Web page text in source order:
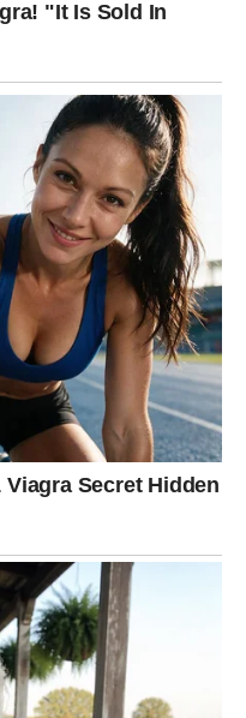
EKIVANI
u period u kojem sve
i mentalnu
je iznenadno
kroz poruke,
načinom
već kroz razmjenu ideja i
u kojem je ključ